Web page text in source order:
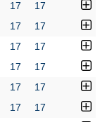
17
17
17
17
17
17
17
17
17
17
17
17